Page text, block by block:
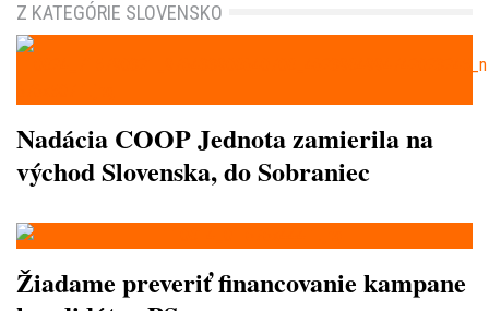
Z KATEGÓRIE SLOVENSKO
Nadácia COOP Jednota zamierila na
východ Slovenska, do Sobraniec
Žiadame preveriť financovanie kampane